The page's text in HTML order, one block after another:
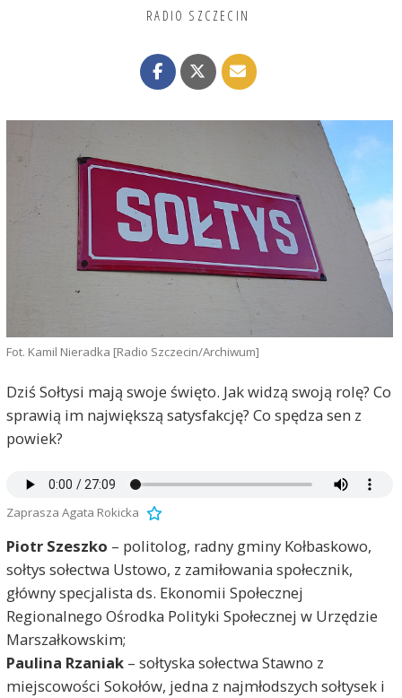
RADIO SZCZECIN
Fot. Kamil Nieradka [Radio Szczecin/Archiwum]
Dziś Sołtysi mają swoje święto. Jak widzą swoją rolę? Co
sprawią im największą satysfakcję? Co spędza sen z
powiek?
Zaprasza Agata Rokicka
Piotr Szeszko – politolog, radny gminy Kołbaskowo,
sołtys sołectwa Ustowo, z zamiłowania społecznik,
główny specjalista ds. Ekonomii Społecznej
Regionalnego Ośrodka Polityki Społecznej w Urzędzie
Marszałkowskim;
Paulina Rzaniak– sołtyska sołectwa Stawno z
miejscowości Sokołów, jedna z najmłodszych sołtysek i